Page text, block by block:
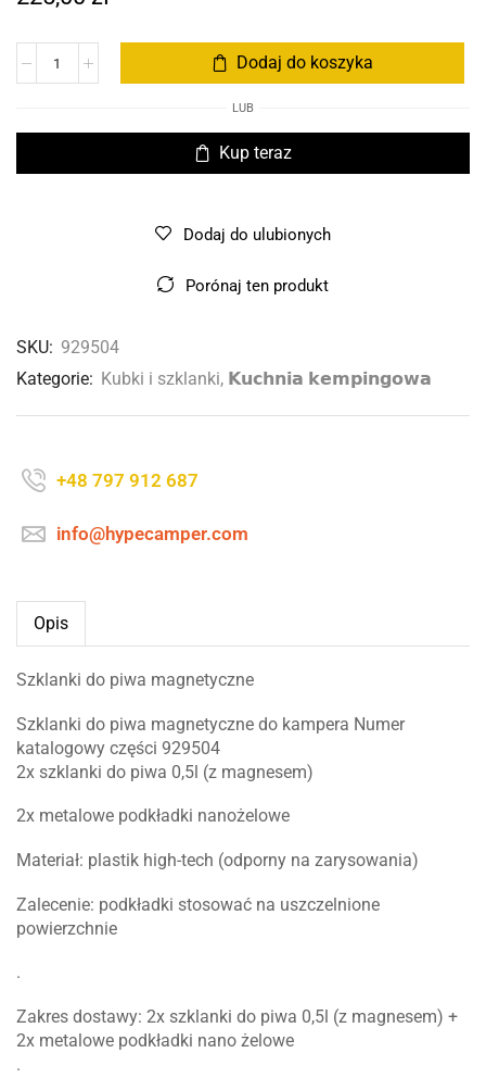
Dodaj do koszyka
LUB
Kup teraz
Dodaj do ulubionych
Porónaj ten produkt
SKU: 929504
Kategorie: Kubki i szklanki, 𝗞𝘂𝗰𝗵𝗻𝗶𝗮 𝗸𝗲𝗺𝗽𝗶𝗻𝗴𝗼𝘄𝗮
+48 797 912 687
info@hypecamper.com
Opis
Szklanki do piwa magnetyczne
Szklanki do piwa magnetyczne do kampera Numer
katalogowy części 929504
2x szklanki do piwa 0,5l (z magnesem)
2x metalowe podkładki nanożelowe
Materiał: plastik high-tech (odporny na zarysowania)
Zalecenie: podkładki stosować na uszczelnione
powierzchnie
.
Zakres dostawy: 2x szklanki do piwa 0,5l (z magnesem) +
2x metalowe podkładki nano żelowe
.